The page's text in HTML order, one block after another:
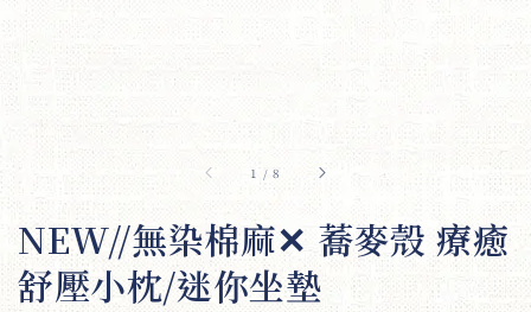
1 /8
NEW//無染棉麻✕ 蕎麥殼 療癒
舒壓小枕/迷你坐墊